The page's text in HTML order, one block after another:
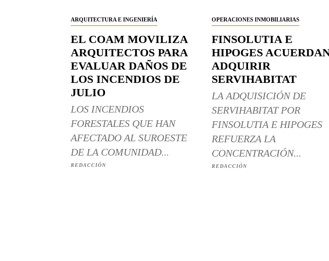
ARQUITECTURA E INGENIERÍA
EL COAM MOVILIZA
ARQUITECTOS PARA
EVALUAR DAÑOS DE
LOS INCENDIOS DE
JULIO
LOS INCENDIOS
FORESTALES QUE HAN
AFECTADO AL SUROESTE
DE LA COMUNIDAD...
REDACCIÓN
OPERACIONES INMOBILIARIAS
FINSOLUTIA E
HIPOGES
ADQUIRIR
SERVIHABITAT
LA ADQUISICIÓN DE
SERVIHABITAT POR
FINSOLUTIA E HIPOGES
REFUERZA LA
CONCENTRACIÓN...
REDACCIÓN